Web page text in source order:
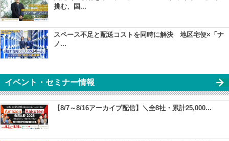
挑む、国...
スペース不足と配送コストを同時に解決 地区宅便×「ナ
ノ...
イベント・セミナー情報
【8/7～8/16アーカイブ配信】＼全8社・累計25,000...